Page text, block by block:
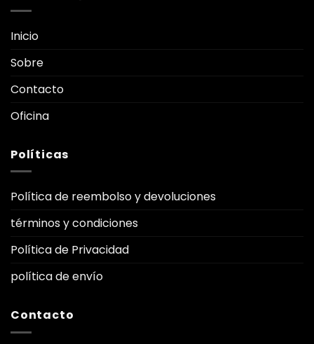
pueden
en
página
producto
Inicio
Sobre
Contacto
Oficina
Políticas
Política de reembolso y devoluciones
términos y condiciones
Política de Privacidad
política de envío
Contacto